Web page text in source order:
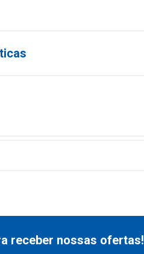
receber nossas ofertas!